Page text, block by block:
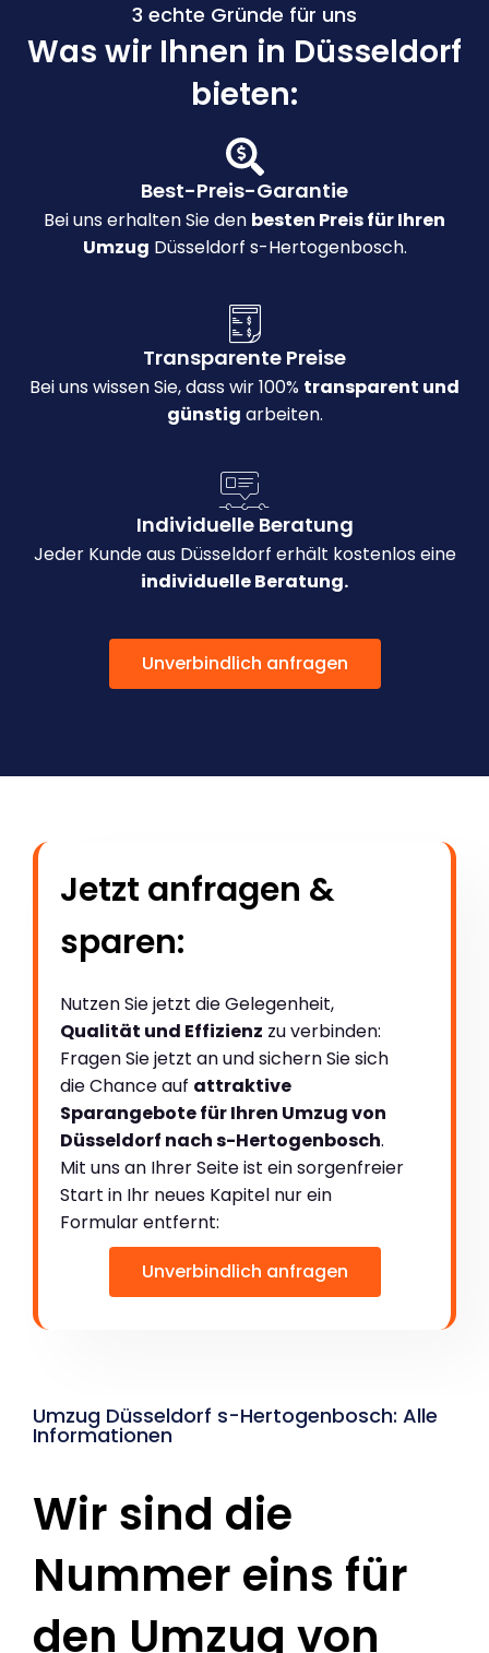
3 echte Gründe für uns
Was wir Ihnen in Düsseldorf
bieten:
Best-Preis-Garantie
Bei uns erhalten Sie den besten Preis für Ihren
Umzug Düsseldorf s-Hertogenbosch.
Transparente Preise
Bei uns wissen Sie, dass wir 100% transparent und
günstig arbeiten.
Individuelle Beratung
Jeder Kunde aus Düsseldorf erhält kostenlos eine
individuelle Beratung.
Unverbindlich anfragen
Jetzt anfragen &
sparen:
Nutzen Sie jetzt die Gelegenheit,
Qualität und Effizienz zu verbinden:
Fragen Sie jetzt an und sichern Sie sich
die Chance auf attraktive
Sparangebote für Ihren Umzug von
Düsseldorf nach s-Hertogenbosch.
Mit uns an Ihrer Seite ist ein sorgenfreier
Start in Ihr neues Kapitel nur ein
Formular entfernt:
Unverbindlich anfragen
Umzug Düsseldorf s-Hertogenbosch: Alle
Informationen
Wir sind die
Nummer eins für
den Umzug von